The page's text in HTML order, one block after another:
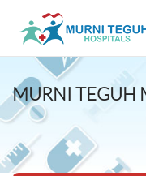
MURNI TEGUH